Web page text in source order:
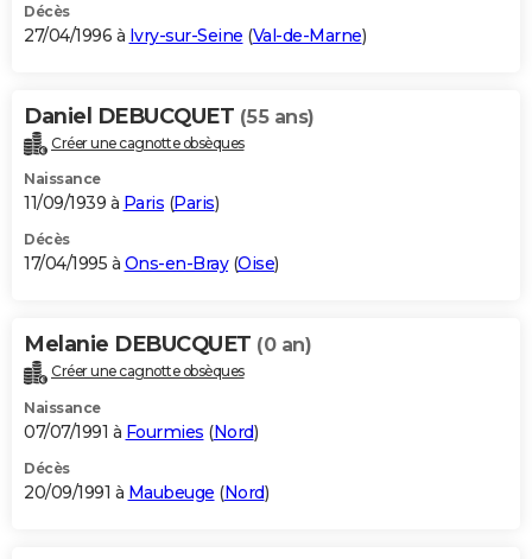
Décès
27/04/1996 à Ivry-sur-Seine (Val-de-Marne)
Daniel DEBUCQUET (55 ans)
Créer une cagnotte obsèques
Naissance
11/09/1939 à Paris (Paris)
Décès
17/04/1995 à Ons-en-Bray(Oise)
Melanie DEBUCQUET (0 an)
Créer une cagnotte obsèques
Naissance
07/07/1991 à Fourmies (Nord)
Décès
20/09/1991 à Maubeuge (Nord)